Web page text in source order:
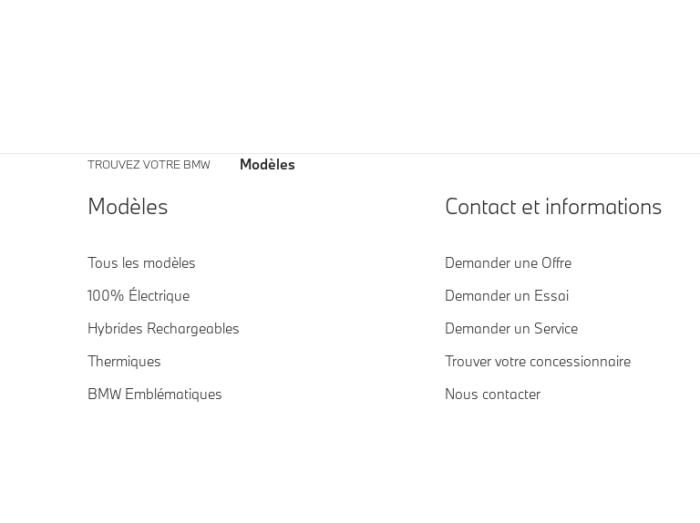
TROUVEZ VOTRE BMW Modèles
Modèles
Tous les modèles
100% Électrique
Hybrides Rechargeables
Thermiques
BMW Emblématiques
Contact et informations
Demander une Offre
Demander un Essai
Demander un Service
Trouver votre concessionnaire
Nous contacter